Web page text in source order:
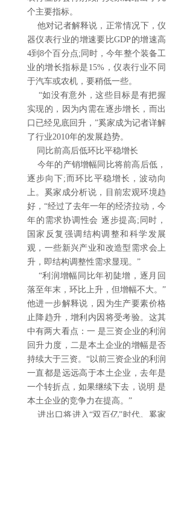
个主要指标。
他对记者解释说，正常情况下，仪
器仪表行业的增速要比GDP的增速高
4到8个百分点;同时，今年整个装备工
业的增长指标是15%，仪表行业不同
于汽车或农机，要稍低一些。
“如没有意外，这些目标是有把握
实现的，因为内需在逐步增长，而出
口已经见底回升，”奚家成为记者详解
了行业2010年的发展趋势。
同比前高后低环比平稳增长
今年的产销增幅同比将前高后低，
逐步向下;而环比平稳增长，波动向
上。奚家成分析说，目前宏观环境趋
好，“经过了去年一年的经济拉动，今
年的需求协调性会 逐步提高;同时，
国家反复强调结构调整和科学发展
观，一些新兴产业和改造型需求会上
升，即结构调整性需求显现。”
“利润增幅同比年初陡增，逐月回
落至年末，环比上升，但增幅不大。”
他进一步解释说，因为生产要素价格
止降趋升，增利内因将受考验。这其
中有两大看点：一 是三资企业的利润
回升力度，二是本土企业的增幅是否
持续大于三资。“以前三资企业的利润
一直都是远远高于本土企业，去年是
一个转折点，如果继续下去，说明 是
本土企业的竞争力在提高。”
进出口将进入“双百亿”时代。奚家